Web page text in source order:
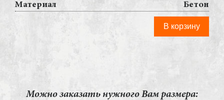
Материал Бетон
В корзину
Можно заказать нужного Вам размера: